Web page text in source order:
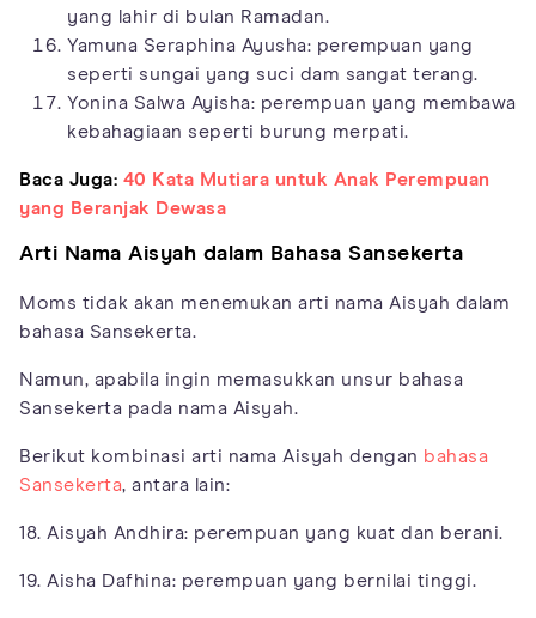
yang lahir di bulan Ramadan.
Yamuna Seraphina Ayusha: perempuan yang
seperti sungai yang suci dam sangat terang.
Yonina Salwa Ayisha: perempuan yang membawa
kebahagiaan seperti burung merpati.
Baca Juga: 40 Kata Mutiara untuk Anak Perempuan
yang Beranjak Dewasa
Arti Nama Aisyah dalam Bahasa Sansekerta
Moms tidak akan menemukan arti nama Aisyah dalam
bahasa Sansekerta.
Namun, apabila ingin memasukkan unsur bahasa
Sansekerta pada nama Aisyah.
Berikut kombinasi arti nama Aisyah dengan bahasa
Sansekerta, antara lain:
18. Aisyah Andhira: perempuan yang kuat dan berani.
19. Aisha Dafhina: perempuan yang bernilai tinggi.